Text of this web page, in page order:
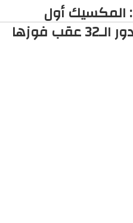
مونديال 2026 : المكسيك أول
المتأهلين إلى دور الـ32 عقب فوزها